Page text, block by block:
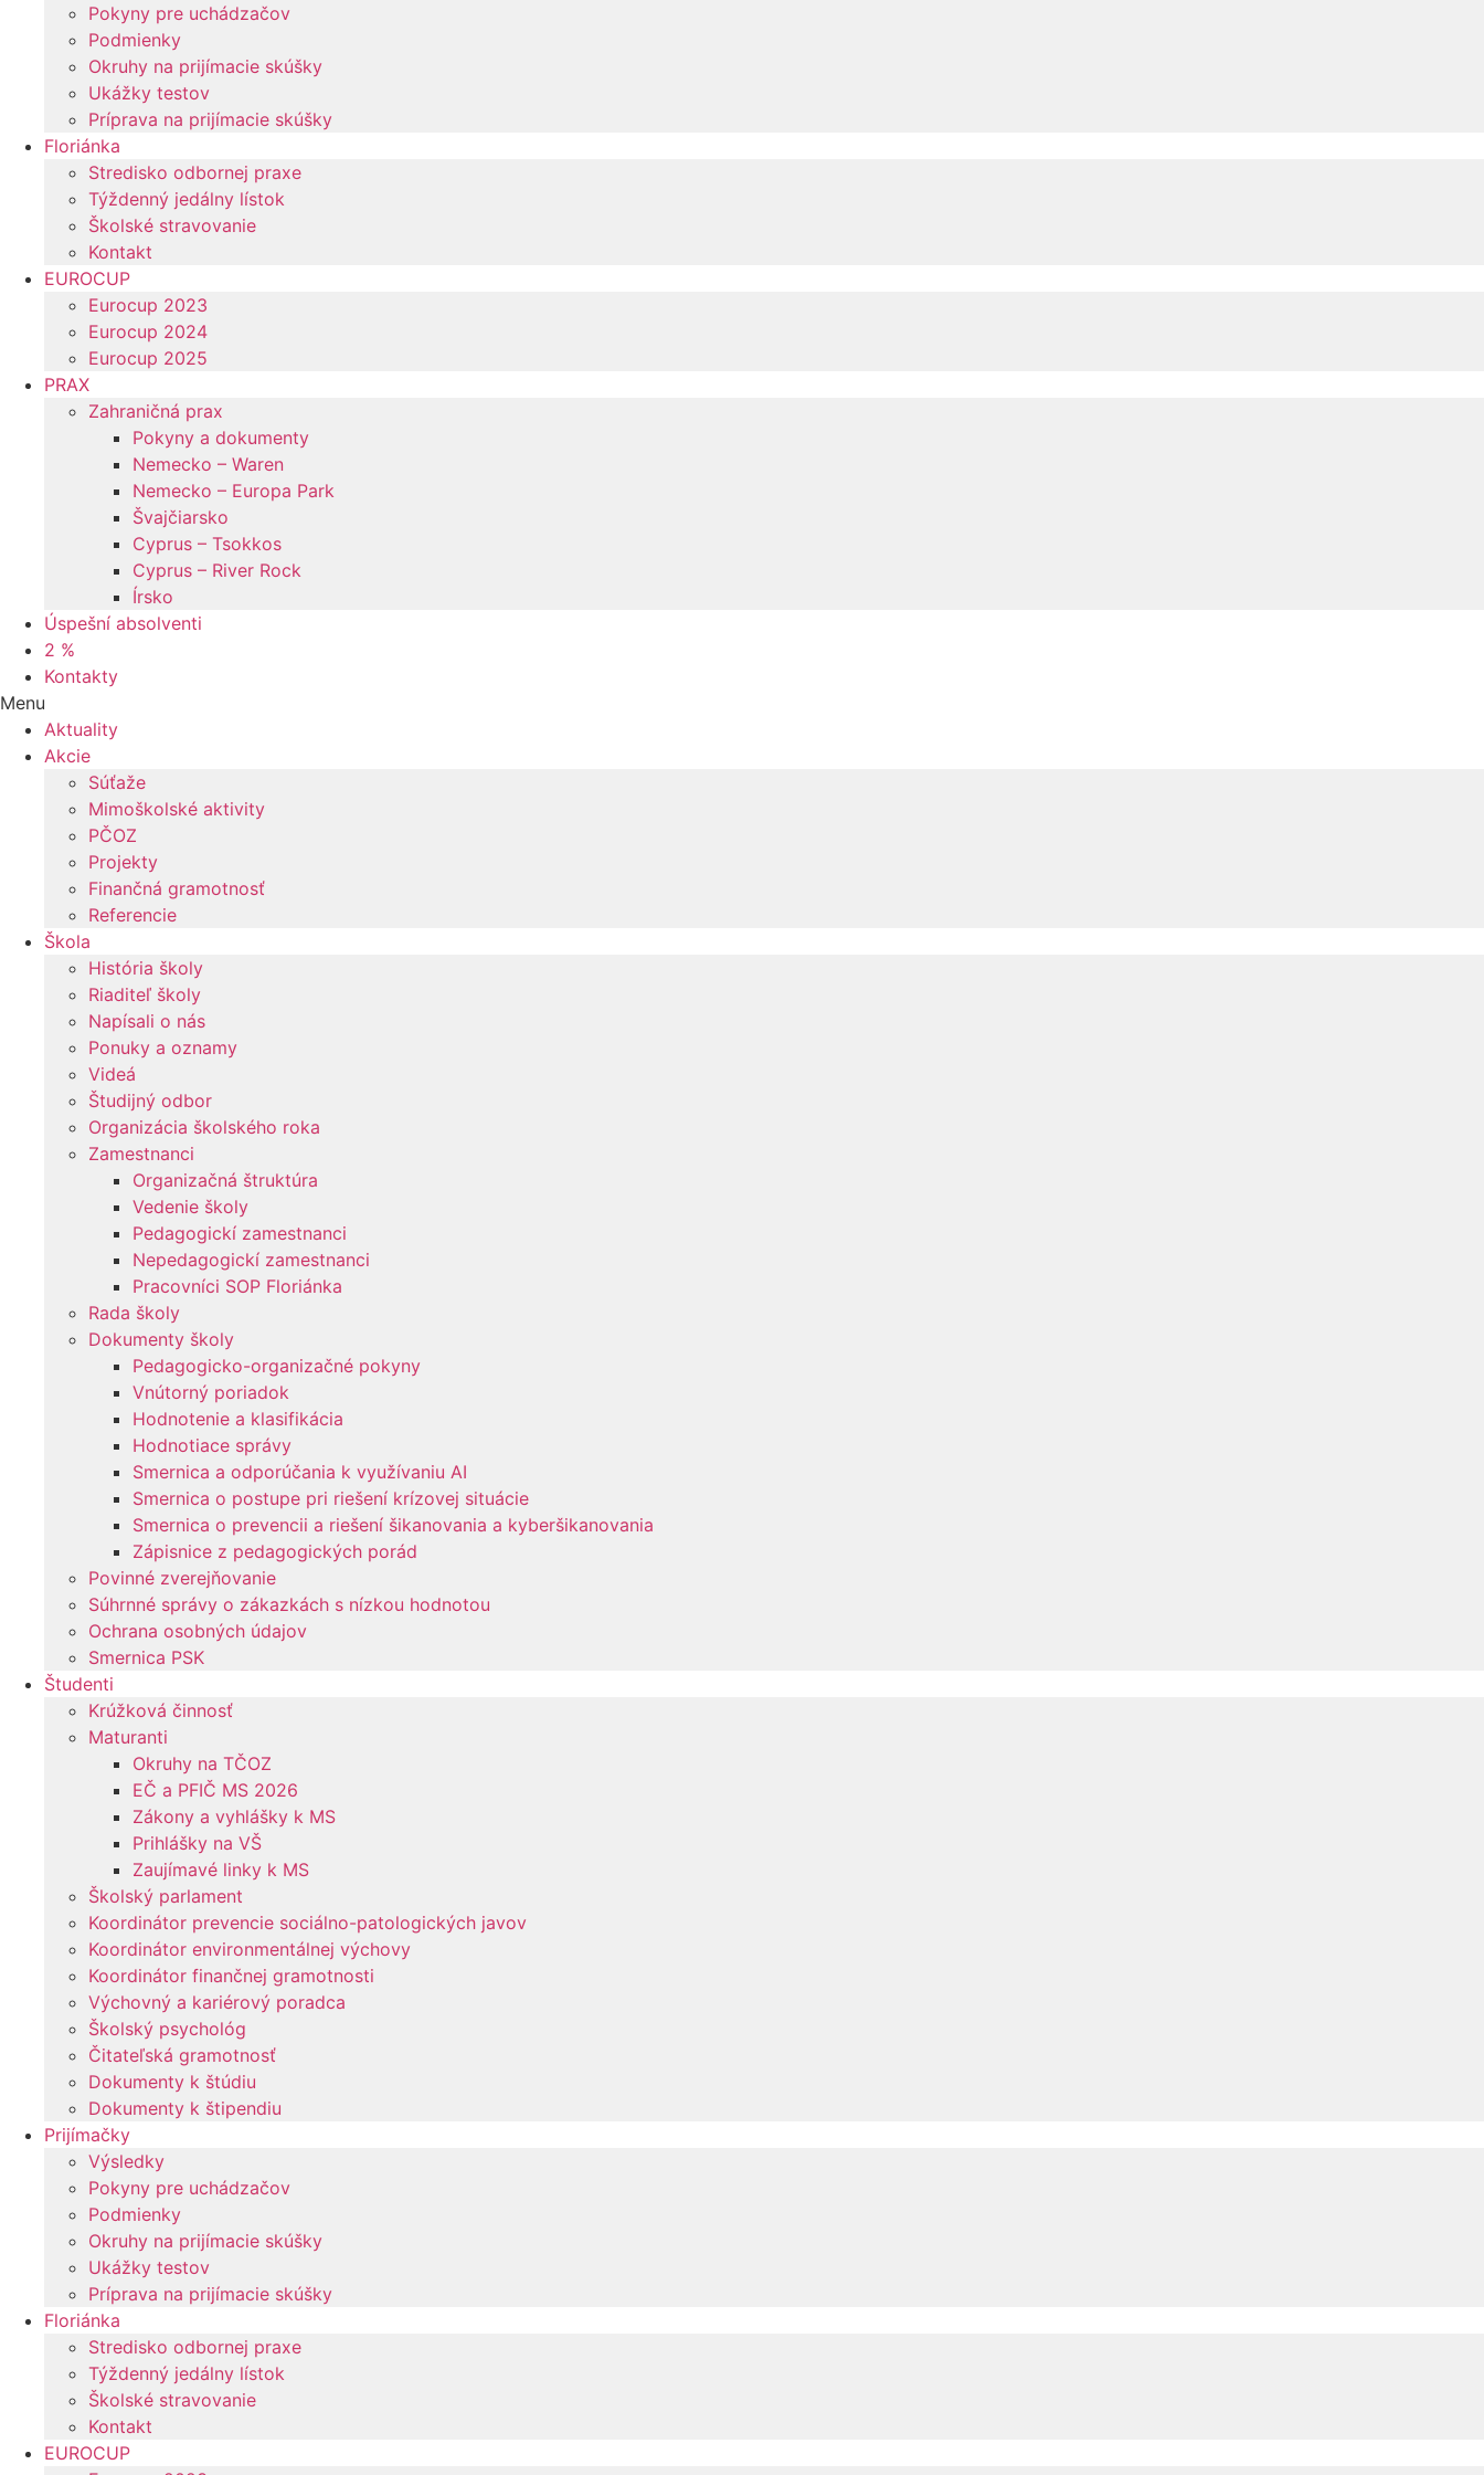
Pokyny pre uchádzačov
Podmienky
Okruhy na prijímacie skúšky
Ukážky testov
Príprava na prijímacie skúšky
Floriánka
Stredisko odbornej praxe
Týždenný jedálny lístok
Školské stravovanie
Kontakt
EUROCUP
Eurocup 2023
Eurocup 2024
Eurocup 2025
PRAX
Zahraničná prax
Pokyny a dokumenty
Nemecko – Waren
Nemecko – Europa Park
Švajčiarsko
Cyprus – Tsokkos
Cyprus – River Rock
Írsko
Úspešní absolventi
2 %
Kontakty
Menu
Aktuality
Akcie
Súťaže
Mimoškolské aktivity
PČOZ
Projekty
Finančná gramotnosť
Referencie
Škola
História školy
Riaditeľ školy
Napísali o nás
Ponuky a oznamy
Videá
Študijný odbor
Organizácia školského roka
Zamestnanci
Organizačná štruktúra
Vedenie školy
Pedagogickí zamestnanci
Nepedagogickí zamestnanci
Pracovníci SOP Floriánka
Rada školy
Dokumenty školy
Pedagogicko-organizačné pokyny
Vnútorný poriadok
Hodnotenie a klasifikácia
Hodnotiace správy
Smernica a odporúčania k využívaniu AI
Smernica o postupe pri riešení krízovej situácie
Smernica o prevencii a riešení šikanovania a kyberšikanovania
Zápisnice z pedagogických porád
Povinné zverejňovanie
Súhrnné správy o zákazkách s nízkou hodnotou
Ochrana osobných údajov
Smernica PSK
Študenti
Krúžková činnosť
Maturanti
Okruhy na TČOZ
EČ a PFIČ MS 2026
Zákony a vyhlášky k MS
Prihlášky na VŠ
Zaujímavé linky k MS
Školský parlament
Koordinátor prevencie sociálno-patologických javov
Koordinátor environmentálnej výchovy
Koordinátor finančnej gramotnosti
Výchovný a kariérový poradca
Školský psychológ
Čitateľská gramotnosť
Dokumenty k štúdiu
Dokumenty k štipendiu
Prijímačky
Výsledky
Pokyny pre uchádzačov
Podmienky
Okruhy na prijímacie skúšky
Ukážky testov
Príprava na prijímacie skúšky
Floriánka
Stredisko odbornej praxe
Týždenný jedálny lístok
Školské stravovanie
Kontakt
EUROCUP